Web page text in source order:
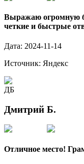
Выражаю огромную
четкие и быстрые
Дата: 2024-11-14
Источник: Яндекс
ДБ
Дмитрий Б.
Отличное место!